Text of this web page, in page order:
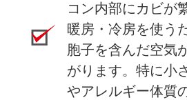
コン内部にカビが
暖房・冷房を使う
胞子を含んだ空気
がります。特に小
やアレルギー体質